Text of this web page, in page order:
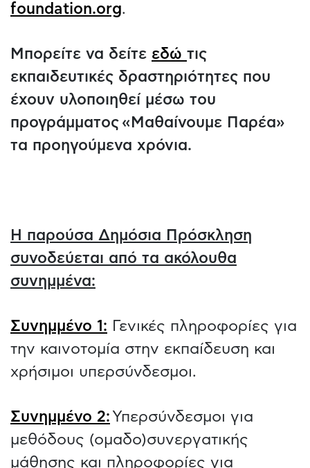
foundation.org.
Μπορείτε να δείτε εδώ τις
εκπαιδευτικές δραστηριότητες που
έχουν υλοποιηθεί μέσω του
προγράμματος «Μαθαίνουμε Παρέα»
τα προηγούμενα χρόνια.
Η παρούσα Δημόσια Πρόσκληση
συνοδεύεται από τα ακόλουθα
συνημμένα:
Συνημμένο 1: Γενικές πληροφορίες για
την καινοτομία στην εκπαίδευση και
χρήσιμοι υπερσύνδεσμοι.
​Συνημμένο 2:Υπερσύνδεσμοι για
μεθόδους (ομαδο)συνεργατικής
μάθησης και πληροφορίες για